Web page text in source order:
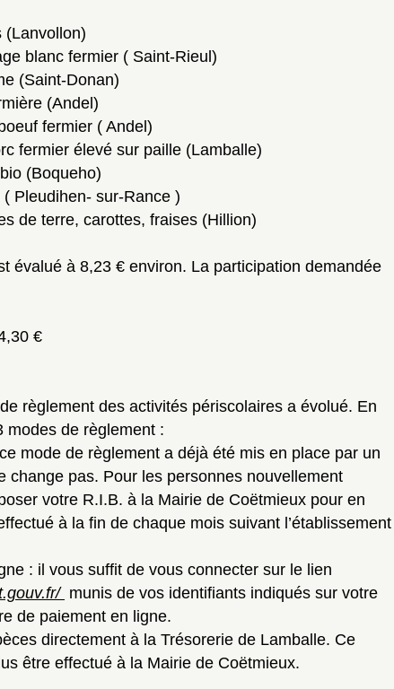
(Lanvollon)
blanc fermier ( Saint-Rieul)
(Saint-Donan)
(Andel)
fermier ( Andel)
fermier élevé sur paille (Lamballe)
(Boqueho)
Pleudihen- sur-Rance )
de terre, carottes, fraises (Hillion)
évalué à 8,23 € environ. La participation demandée
€
règlement des activités périscolaires a évolué. En
modes de règlement :
mode de règlement a déjà été mis en place par un
change pas. Pour les personnes nouvellement
votre R.I.B. à la Mairie de Coëtmieux pour en
à la fin de chaque mois suivant l’établissement
: il vous suffit de vous connecter sur le lien
munis de vos identifiants indiqués sur votre
de paiement en ligne.
directement à la Trésorerie de Lamballe. Ce
être effectué à la Mairie de Coëtmieux.